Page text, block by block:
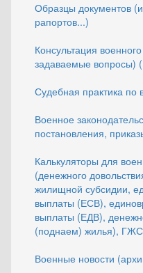
Образцы документов
рапортов...)
Консультация
задаваемые вопросы)
Судебная практика по
Военное
постановления,
Калькуляторы для
(денежного
жилищной субсидии,
выплаты (ЕСВ),
выплаты (ЕДВ),
(поднаем) жилья), ГЖС
Военные новости